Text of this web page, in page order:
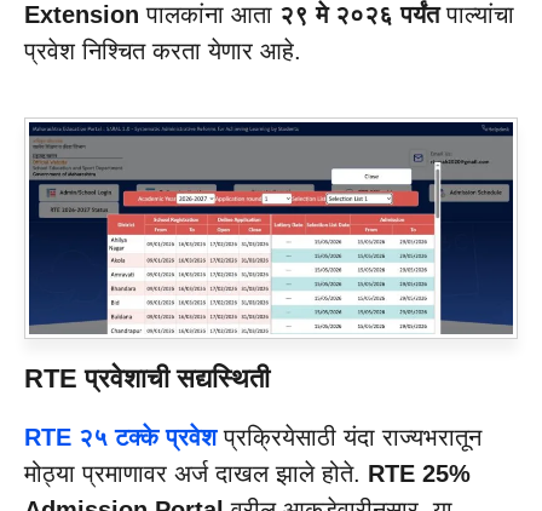
Extension पालकांना आता २९ मे २०२६ पर्यंतपाल्यांचा
प्रवेश निश्चित करता येणार आहे.
RTEप्रवेशाची सद्यस्थिती
RTE २५ टक्के प्रवेशप्रक्रियेसाठी यंदा राज्यभरातून
मोठ्या प्रमाणावर अर्ज दाखल झाले होते. RTE 25%